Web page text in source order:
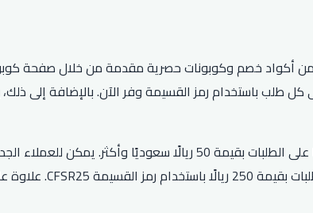
أكواد خصم وكوبونات حصرية مقدمة من خلال صفحة